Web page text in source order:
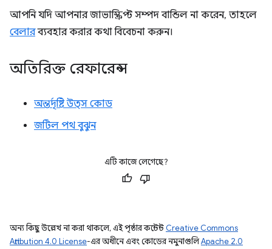
আপনি যদি আপনার জাভাস্ক্রিপ্ট সম্পদ বান্ডিল না করেন, তাহলে
বেলারব্যবহার করার কথা বিবেচনা করুন।
অতিরিক্ত রেফারেন্স
অন্তর্দৃষ্টি উত্স কোড
জটিল পথ বুঝুন
এটি কাজে লেগেছে?
অন্য কিছু উল্লেখ না করা থাকলে, এই পৃষ্ঠার কন্টেন্ট Creative Commons
Attribution 4.0 License-এর অধীনে এবং কোডের নমুনাগুলিApache 2.0